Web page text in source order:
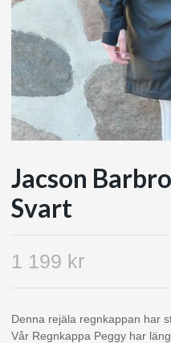
Jacson
Svart
1 199 kr
Denna rejäla regnkappan har
Vår Regnkappa Peggy har